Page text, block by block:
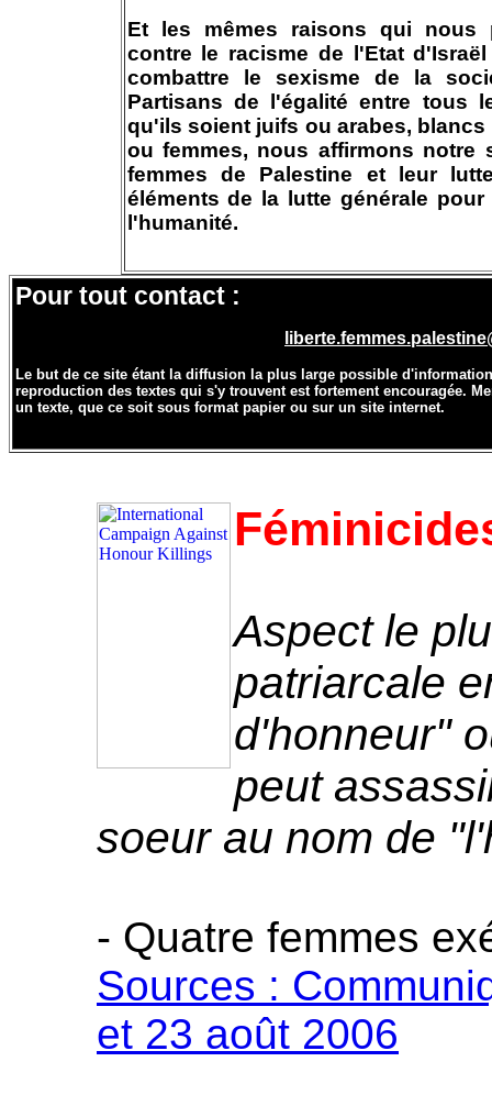
Et les mêmes raisons qui nous
contre le racisme de l'Etat
combattre le sexisme de la
Partisans de l'égalité entre tous
qu'ils soient juifs ou arabes,
ou femmes, nous affirmons notre
femmes de Palestine et leur
éléments de la lutte générale
l'humanité.
Pour tout contact :
Le but de ce site étant la diffusion la plus large possible
reproduction des textes qui s'y trouvent est fortement encouragée.
un texte, que ce soit sous format papier ou sur un site internet.
Aspect le
patriarcale
d'honneur"
peut
soeur au nom de
- Quatre femmes
Sources :
et 23 août 2006